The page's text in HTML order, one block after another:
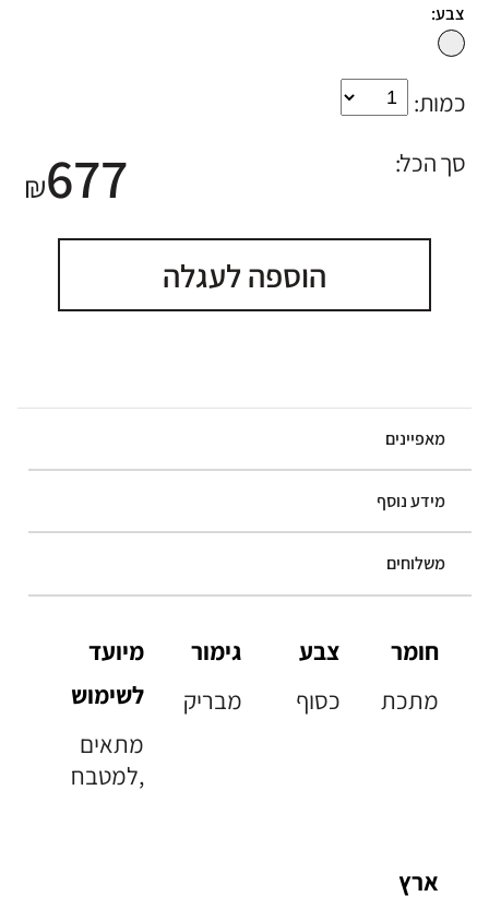
צבע:
כמות:
סך הכל:
677
₪
הוספה לעגלה
מאפיינים
מידע נוסף
משלוחים
חומר
מתכת
צבע
כסוף
גימור
מבריק
מיועד
לשימוש
מתאים
למטבח,
ארץ